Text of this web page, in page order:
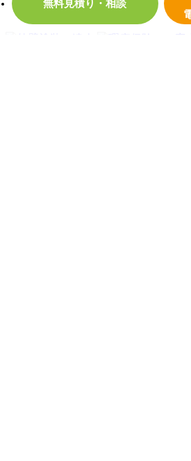
無料見積り・相談
お問い合わせ